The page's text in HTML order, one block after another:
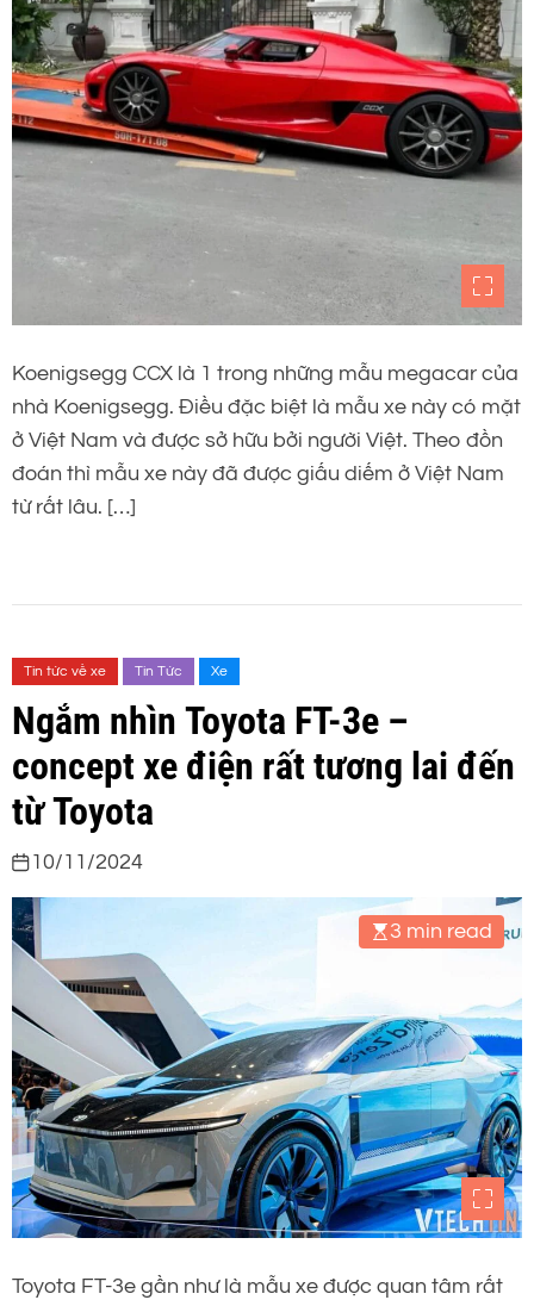
Koenigsegg CCX là 1 trong những mẫu megacar của
nhà Koenigsegg. Điều đặc biệt là mẫu xe này có mặt
ở Việt Nam và được sở hữu bởi người Việt. Theo đồn
đoán thì mẫu xe này đã được giấu diếm ở Việt Nam
từ rất lâu. […]
Tin tức về xe Tin Tức Xe
Ngắm nhìn Toyota FT-3e –
concept xe điện rất tương lai đến
từ Toyota
10/11/2024
3 min read
Toyota FT-3e gần như là mẫu xe được quan tâm rất